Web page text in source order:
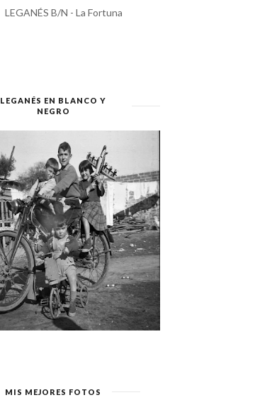
LEGANÉS B/N - La Fortuna
LEGANÉS EN BLANCO Y
NEGRO
MIS MEJORES FOTOS